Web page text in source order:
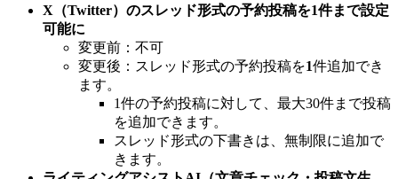
X（Twitter）のスレッド形式の予約投稿を1件まで設定
可能に
変更前：不可
変更後：スレッド形式の予約投稿を1件追加でき
ます。
1件の予約投稿に対して、最大30件まで投稿
を追加できます。
スレッド形式の下書きは、無制限に追加で
きます。